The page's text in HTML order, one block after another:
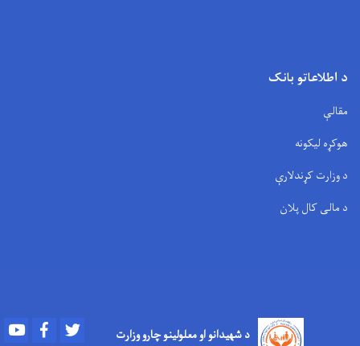
د اطلاعاتو بانک
مقالې
هوکړه لیکونه
د وزارت کړندلارې
د مالی کال پلان
د شهیدانو او معلولینو چارو وزارت Youtube Facebook Twitter